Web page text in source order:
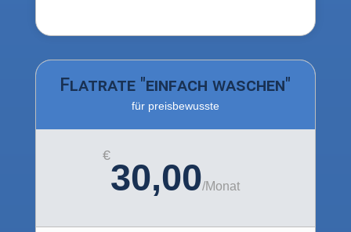
Flatrate "einfach waschen"
für preisbewusste
€
30,00/Monat